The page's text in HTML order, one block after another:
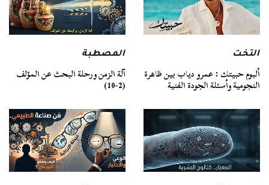
التخت
ألبوم حبيتك : عمرو دياب بين ظاهرة
النجومية وأسئلة الجودة الفنية
المصطبة
آلة الزمن ورحلة البحث عن المؤلف
(2-10)